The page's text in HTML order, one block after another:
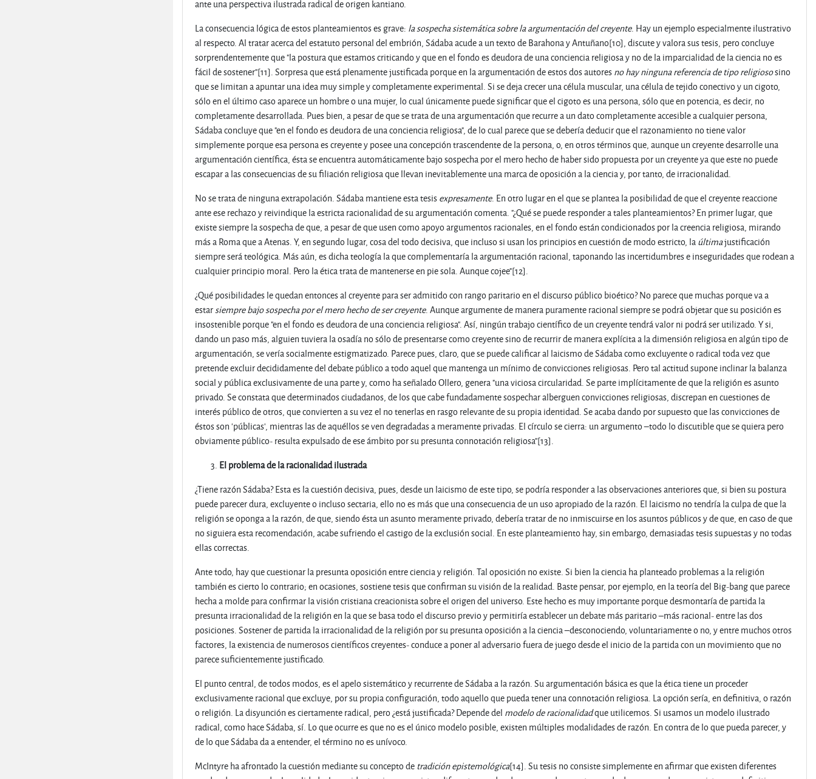
ante una perspectiva ilustrada radical de origen kantiano.
La consecuencia lógica de estos planteamientos es grave: la sospecha sistemática sobre la argumentación del creyente. Hay un ejemplo especialmente ilustrativo
al respecto. Al tratar acerca del estatuto personal del embrión, Sádaba acude a un texto de Barahona y Antuñano[10], discute y valora sus tesis, pero concluye
sorprendentemente que "la postura que estamos criticando y que en el fondo es deudora de una conciencia religiosa y no de la imparcialidad de la ciencia no es
fácil de sostener"[11]. Sorpresa que está plenamente justificada porque en la argumentación de estos dos autoresno hay ninguna referencia de tipo religiososino
que se limitan a apuntar una idea muy simple y completamente experimental. Si se deja crecer una célula muscular, una célula de tejido conectivo y un cigoto,
sólo en el último caso aparece un hombre o una mujer, lo cual únicamente puede significar que el cigoto es una persona, sólo que en potencia, es decir, no
completamente desarrollada. Pues bien, a pesar de que se trata de una argumentación que recurre a un dato completamente accesible a cualquier persona,
Sádaba concluye que "en el fondo es deudora de una conciencia religiosa", de lo cual parece que se debería deducir que el razonamiento no tiene valor
simplemente porque esa persona es creyente y posee una concepción trascendente de la persona, o, en otros términos que, aunque un creyente desarrolle una
argumentación científica, ésta se encuentra automáticamente bajo sospecha por el mero hecho de haber sido propuesta por un creyente ya que este no puede
escapar a las consecuencias de su filiación religiosa que llevan inevitablemente una marca de oposición a la ciencia y, por tanto, de irracionalidad.
No se trata de ninguna extrapolación. Sádaba mantiene esta tesisexpresamente. En otro lugar en el que se plantea la posibilidad de que el creyente reaccione
ante ese rechazo y reivindique la estricta racionalidad de su argumentación comenta. "¿Qué se puede responder a tales planteamientos? En primer lugar, que
existe siempre la sospecha de que, a pesar de que usen como apoyo argumentos racionales, en el fondo están condicionados por la creencia religiosa, mirando
más a Roma que a Atenas. Y, en segundo lugar, cosa del todo decisiva, que incluso si usan los principios en cuestión de modo estricto, laúltimajustificación
siempre será teológica. Más aún, es dicha teología la que complementaría la argumentación racional, taponando las incertidumbres e inseguridades que rodean a
cualquier principio moral. Pero la ética trata de mantenerse en pie sola. Aunque cojee"[12].
¿Qué posibilidades le quedan entonces al creyente para ser admitido con rango paritario en el discurso público bioético? No parece que muchas porque va a
estarsiempre bajo sospecha por el mero hecho de ser creyente. Aunque argumente de manera puramente racional siempre se podrá objetar que su posición es
insostenible porque "en el fondo es deudora de una conciencia religiosa". Así, ningún trabajo científico de un creyente tendrá valor ni podrá ser utilizado. Y si,
dando un paso más, alguien tuviera la osadía no sólo de presentarse como creyente sino de recurrir de manera explícita a la dimensión religiosa en algún tipo de
argumentación, se vería socialmente estigmatizado. Parece pues, claro, que se puede calificar al laicismo de Sádaba como excluyente o radical toda vez que
pretende excluir decididamente del debate público a todo aquel que mantenga un mínimo de convicciones religiosas. Pero tal actitud supone inclinar la balanza
social y pública exclusivamente de una parte y, como ha señalado Ollero, genera "una viciosa circularidad. Se parte implícitamente de que la religión es asunto
privado. Se constata que determinados ciudadanos, de los que cabe fundadamente sospechar alberguen convicciones religiosas, discrepan en cuestiones de
interés público de otros, que convierten a su vez el no tenerlas en rasgo relevante de su propia identidad. Se acaba dando por supuesto que las convicciones de
éstos son 'públicas', mientras las de aquéllos se ven degradadas a meramente privadas. El círculo se cierra: un argumento –todo lo discutible que se quiera pero
obviamente público- resulta expulsado de ese ámbito por su presunta connotación religiosa"[13].
El problema de la racionalidad ilustrada
¿Tiene razón Sádaba? Esta es la cuestión decisiva, pues, desde un laicismo de este tipo, se podría responder a las observaciones anteriores que, si bien su postura
puede parecer dura, excluyente o incluso sectaria, ello no es más que una consecuencia de un uso apropiado de la razón. El laicismo no tendría la culpa de que la
religión se oponga a la razón, de que, siendo ésta un asunto meramente privado, debería tratar de no inmiscuirse en los asuntos públicos y de que, en caso de que
no siguiera esta recomendación, acabe sufriendo el castigo de la exclusión social. En este planteamiento hay, sin embargo, demasiadas tesis supuestas y no todas
ellas correctas.
Ante todo, hay que cuestionar la presunta oposición entre ciencia y religión. Tal oposición no existe. Si bien la ciencia ha planteado problemas a la religión
también es cierto lo contrario; en ocasiones, sostiene tesis que confirman su visión de la realidad. Baste pensar, por ejemplo, en la teoría del Big-bang que parece
hecha a molde para confirmar la visión cristiana creacionista sobre el origen del universo. Este hecho es muy importante porque desmontaría de partida la
presunta irracionalidad de la religión en la que se basa todo el discurso previo y permitiría establecer un debate más paritario –más racional- entre las dos
posiciones. Sostener de partida la irracionalidad de la religión por su presunta oposición a la ciencia –desconociendo, voluntariamente o no, y entre muchos otros
factores, la existencia de numerosos científicos creyentes- conduce a poner al adversario fuera de juego desde el inicio de la partida con un movimiento que no
parece suficientemente justificado.
El punto central, de todos modos, es el apelo sistemático y recurrente de Sádaba a la razón. Su argumentación básica es que la ética tiene un proceder
exclusivamente racional que excluye, por su propia configuración, todo aquello que pueda tener una connotación religiosa. La opción sería, en definitiva, o razón
o religión. La disyunción es ciertamente radical, pero ¿está justificada? Depende del modelo de racionalidadque utilicemos. Si usamos un modelo ilustrado
radical, como hace Sádaba, sí. Lo que ocurre es que no es el único modelo posible, existen múltiples modalidades de razón. En contra de lo que pueda parecer, y
de lo que Sádaba da a entender, el término no es unívoco.
McIntyre ha afrontado la cuestión mediante su concepto detradición epistemológica[14]. Su tesis no consiste simplemente en afirmar que existen diferentes